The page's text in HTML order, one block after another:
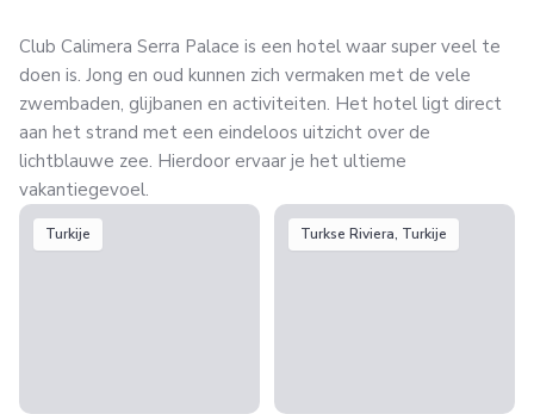
Club Calimera Serra Palace is een hotel waar super veel te
doen is. Jong en oud kunnen zich vermaken met de vele
zwembaden, glijbanen en activiteiten. Het hotel ligt direct
aan het strand met een eindeloos uitzicht over de
lichtblauwe zee. Hierdoor ervaar je het ultieme
vakantiegevoel.
Turkije Turkse Riviera, Turkije